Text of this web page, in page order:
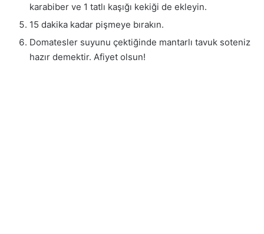
karabiber ve 1 tatlı kaşığı kekiği de ekleyin.
15 dakika kadar pişmeye bırakın.
Domatesler suyunu çektiğinde mantarlı tavuk soteniz
hazır demektir. Afiyet olsun!